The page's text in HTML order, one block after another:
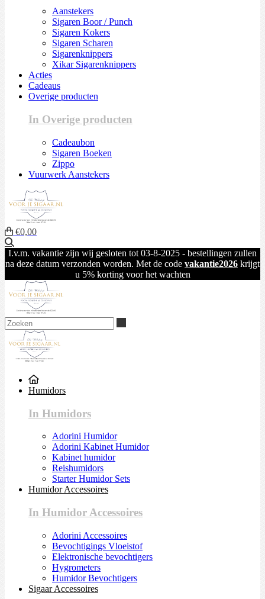
Aanstekers
Sigaren Boor / Punch
Sigaren Kokers
Sigaren Scharen
Sigarenknippers
Xikar Sigarenknippers
Acties
Cadeaus
Overige producten
In Overige producten
Cadeaubon
Sigaren Boeken
Zippo
Vuurwerk Aanstekers
€0,00
I.v.m. vakantie zijn wij gesloten tot 03-8-2025 - bestellingen zullen
na deze datum verzonden worden. Met de code vakantie2026 krijgt
u 5% korting voor het wachten
Humidors
In Humidors
Adorini Humidor
Adorini Kabinet Humidor
Kabinet humidor
Reishumidors
Starter Humidor Sets
Humidor Accessoires
In Humidor Accessoires
Adorini Accessoires
Bevochtigings Vloeistof
Elektronische bevochtigers
Hygrometers
Humidor Bevochtigers
Sigaar Accessoires